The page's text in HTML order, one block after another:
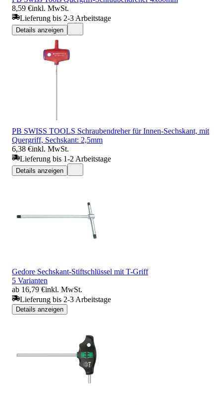
8,59 €inkl. MwSt.
Lieferung bis 2-3 Arbeitstage
Details anzeigen
PB SWISS TOOLS Schraubendreher für Innen-Sechskant, mit
Quergriff, Sechskant: 2,5mm
6,38 €inkl. MwSt.
Lieferung bis 1-2 Arbeitstage
Details anzeigen
Gedore Sechskant-Stiftschlüssel mit T-Griff
5 Varianten
ab 16,79 €inkl. MwSt.
Lieferung bis 2-3 Arbeitstage
Details anzeigen